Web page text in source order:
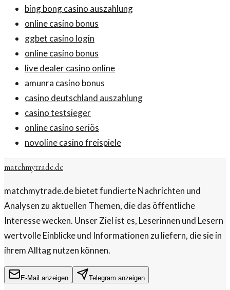
bing bong casino auszahlung
online casino bonus
ggbet casino login
online casino bonus
live dealer casino online
amunra casino bonus
casino deutschland auszahlung
casino testsieger
online casino seriös
novoline casino freispiele
matchmytrade.de
matchmytrade.de bietet fundierte Nachrichten und
Analysen zu aktuellen Themen, die das öffentliche
Interesse wecken. Unser Ziel ist es, Leserinnen und Lesern
wertvolle Einblicke und Informationen zu liefern, die sie in
ihrem Alltag nutzen können.
E-Mail anzeigen Telegram anzeigen